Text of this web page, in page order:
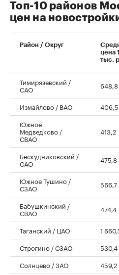
00:00 / 00:00
Топ-10 районов
цен на
Район / Округ
цена
тыс.
Тимирязевский /
САО 648,8
Измайлово / ВАО 406,5
Южное
Медведково /
СВАО
413,2
Бескудниковский /
САО 475,8
Южное Тушино /
СЗАО 566,7
Бабушкинский /
СВАО 474,4
Таганский / ЦАО 1 660,1
Строгино / СЗАО
530,4
Солнцево / ЗАО
459,2